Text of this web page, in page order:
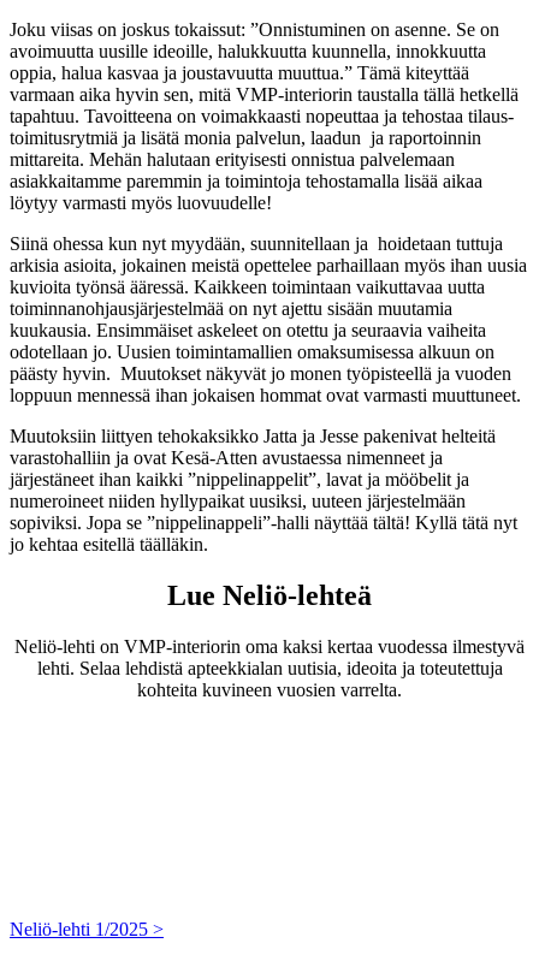
Joku viisas on joskus tokaissut: ”Onnistuminen on asenne. Se on
avoimuutta uusille ideoille, halukkuutta kuunnella, innokkuutta
oppia, halua kasvaa ja joustavuutta muuttua.” Tämä kiteyttää
varmaan aika hyvin sen, mitä VMP-interiorin taustalla tällä hetkellä
tapahtuu. Tavoitteena on voimakkaasti nopeuttaa ja tehostaa tilaus-
toimitusrytmiä ja lisätä monia palvelun, laadun ja raportoinnin
mittareita. Mehän halutaan erityisesti onnistua palvelemaan
asiakkaitamme paremmin ja toimintoja tehostamalla lisää aikaa
löytyy varmasti myös luovuudelle!
Siinä ohessa kun nyt myydään, suunnitellaan ja hoidetaan tuttuja
arkisia asioita, jokainen meistä opettelee parhaillaan myös ihan uusia
kuvioita työnsä ääressä. Kaikkeen toimintaan vaikuttavaa uutta
toiminnanohjausjärjestelmää on nyt ajettu sisään muutamia
kuukausia. Ensimmäiset askeleet on otettu ja seuraavia vaiheita
odotellaan jo. Uusien toimintamallien omaksumisessa alkuun on
päästy hyvin. Muutokset näkyvät jo monen työpisteellä ja vuoden
loppuun mennessä ihan jokaisen hommat ovat varmasti muuttuneet.
Muutoksiin liittyen tehokaksikko Jatta ja Jesse pakenivat helteitä
varastohalliin ja ovat Kesä-Atten avustaessa nimenneet ja
järjestäneet ihan kaikki ”nippelinappelit”, lavat ja mööbelit ja
numeroineet niiden hyllypaikat uusiksi, uuteen järjestelmään
sopiviksi. Jopa se ”nippelinappeli”-halli näyttää tältä! Kyllä tätä nyt
jo kehtaa esitellä täälläkin.
Lue Neliö-lehteä
Neliö-lehti on VMP-interiorin oma kaksi kertaa vuodessa ilmestyvä
lehti. Selaa lehdistä apteekkialan uutisia, ideoita ja toteutettuja
kohteita kuvineen vuosien varrelta.
Neliö-lehti 1/2025 >